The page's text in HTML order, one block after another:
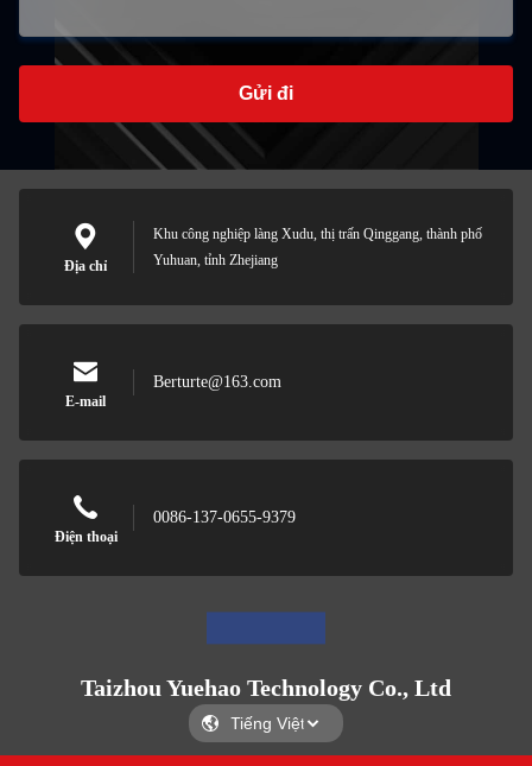
Gửi đi
Địa chỉ
Khu công nghiệp làng Xudu, thị trấn Qinggang, thành phố
Yuhuan, tỉnh Zhejiang
E-mail
Berturte@163.com
Điện thoại
0086-137-0655-9379
Taizhou Yuehao Technology Co., Ltd